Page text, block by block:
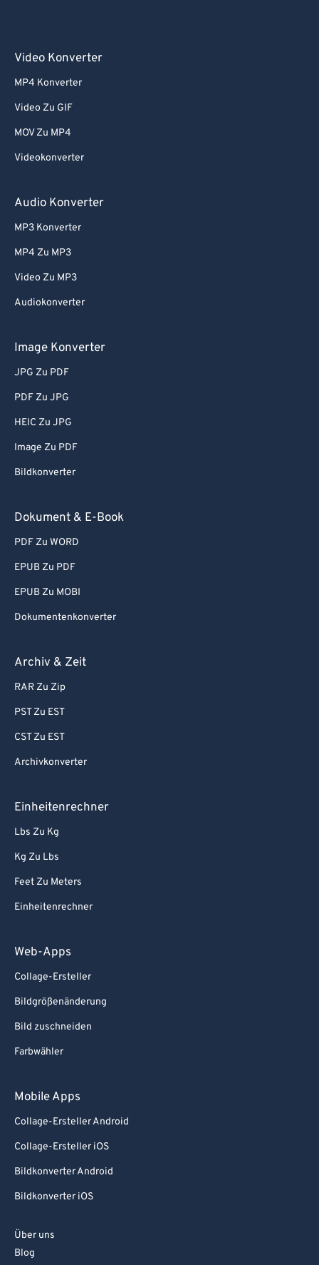
Video Konverter
MP4 Konverter
Video Zu GIF
MOV Zu MP4
Videokonverter
Audio Konverter
MP3 Konverter
MP4 Zu MP3
Video Zu MP3
Audiokonverter
Image Konverter
JPG Zu PDF
PDF Zu JPG
HEIC Zu JPG
Image Zu PDF
Bildkonverter
Dokument & E-Book
PDF Zu WORD
EPUB Zu PDF
EPUB Zu MOBI
Dokumentenkonverter
Archiv & Zeit
RAR Zu Zip
PST Zu EST
CST Zu EST
Archivkonverter
Einheitenrechner
Lbs Zu Kg
Kg Zu Lbs
Feet Zu Meters
Einheitenrechner
Web-Apps
Collage-Ersteller
Bildgrößenänderung
Bild zuschneiden
Farbwähler
Mobile Apps
Collage-Ersteller Android
Collage-Ersteller iOS
Bildkonverter Android
Bildkonverter iOS
Über uns
Blog